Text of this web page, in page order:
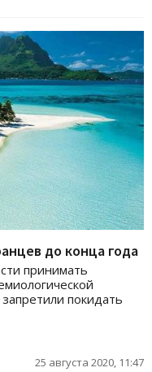
до конца года
принимать
покидать
25 августа 2020, 11:47